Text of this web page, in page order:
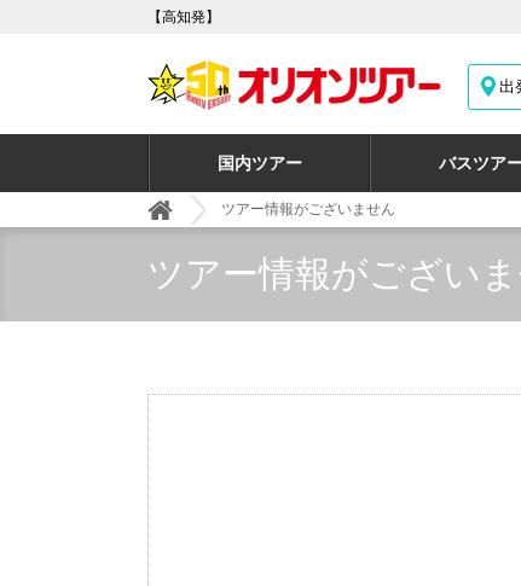
【高知発】
出
国内ツアー バスツア
ツアー情報がございません
ツアー情報がござい